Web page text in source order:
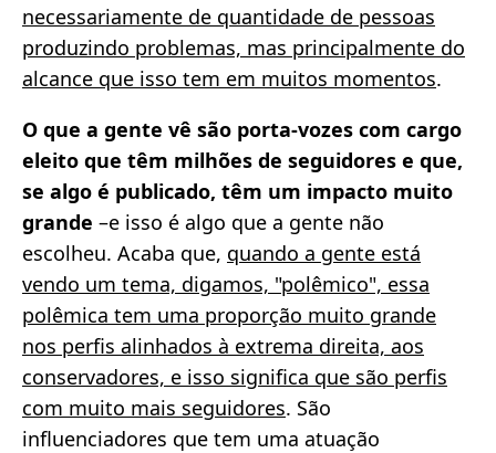
necessariamente de quantidade de pessoas
produzindo problemas, mas principalmente do
alcance que isso tem em muitos momentos.
O que a gente vê são porta-vozes com cargo
eleito que têm milhões de seguidores e que,
se algo é publicado, têm um impacto muito
grande –e isso é algo que a gente não
escolheu. Acaba que, quando a gente está
vendo um tema, digamos, "polêmico", essa
polêmica tem uma proporção muito grande
nos perfis alinhados à extrema direita, aos
conservadores, e isso significa que são perfis
com muito mais seguidores. São
influenciadores que tem uma atuação